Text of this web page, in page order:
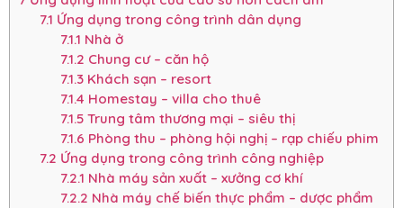
7.1 Ứng dụng trong công trình dân dụng
7.1.1 Nhà ở
7.1.2 Chung cư – căn hộ
7.1.3Khách sạn – resort
7.1.4 Homestay – villa cho thuê
7.1.5Trung tâm thương mại – siêu thị
7.1.6 Phòng thu – phòng hội nghị – rạp chiếu phim
7.2 Ứng dụng trong công trình công nghiệp
7.2.1 Nhà máy sản xuất – xưởng cơ khí
7.2.2 Nhà máy chế biến thực phẩm – dược phẩm